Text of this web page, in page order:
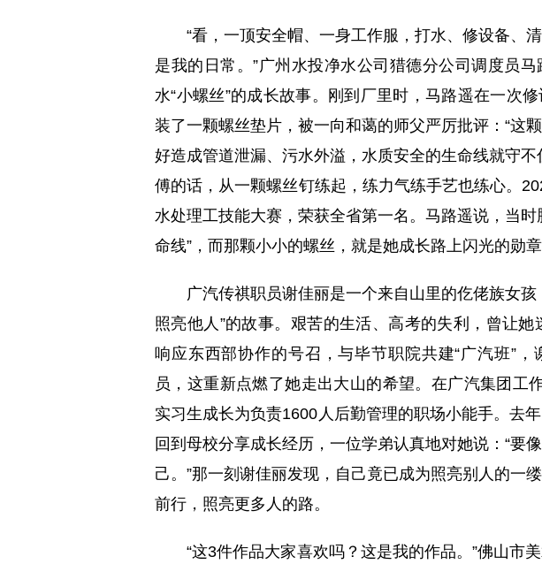
“看，一顶安全帽、一身工作服，打水、修设备、
是我的日常。”广州水投净水公司猎德分公司调度员
水“小螺丝”的成长故事。刚到厂里时，马路遥在一次
装了一颗螺丝垫片，被一向和蔼的师父严厉批评：“这
好造成管道泄漏、污水外溢，水质安全的生命线就守不
傅的话，从一颗螺丝钉练起，练力气练手艺也练心。
水处理工技能大赛，荣获全省第一名。马路遥说，当时
命线”，而那颗小小的螺丝，就是她成长路上闪光的勋章
广汽传祺职员谢佳丽是一个来自山里的仡佬族女孩
照亮他人”的故事。艰苦的生活、高考的失利，曾让她
响应东西部协作的号召，与毕节职院共建“广汽班”
员，这重新点燃了她走出大山的希望。在广汽集团工
实习生成长为负责1600人后勤管理的职场小能手。去
回到母校分享成长经历，一位学弟认真地对她说：“要
己。”那一刻谢佳丽发现，自己竟已成为照亮别人的一
前行，照亮更多人的路。
“这3件作品大家喜欢吗？这是我的作品。”佛山市